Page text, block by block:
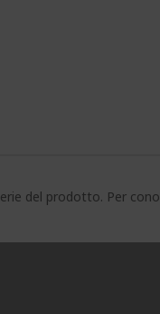
del prodotto. Per